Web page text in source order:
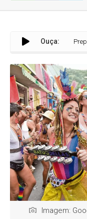
Ouça:
Prepare a
Imagem: